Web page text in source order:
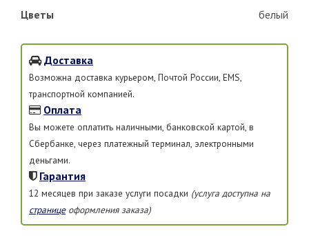
Цветы
белый
Доставка
Возможна доставка курьером, Почтой России, EMS,
транспортной компанией.
Оплата
Вы можете оплатить наличными, банковской картой, в
Сбербанке, через платежный терминал, электронными
деньгами.
Гарантия
12 месяцев при заказе услуги посадки (услуга доступна на
страницеоформления заказа)